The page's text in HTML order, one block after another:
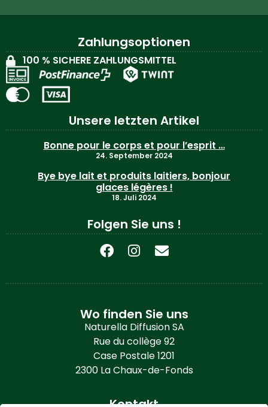
Zahlungsoptionen
100 % SICHERE ZAHLUNGSMITTEL
Unsere letzten Artikel
Bonne pour le corps et pour l’esprit …
24. September 2024
Bye bye lait et produits laitiers, bonjour
glaces légères !
18. Juli 2024
Folgen Sie uns !
Wo finden Sie uns
Naturella Diffusion SA
Rue du collège 92
Case Postale 1201
2300 La Chaux-de-Fonds